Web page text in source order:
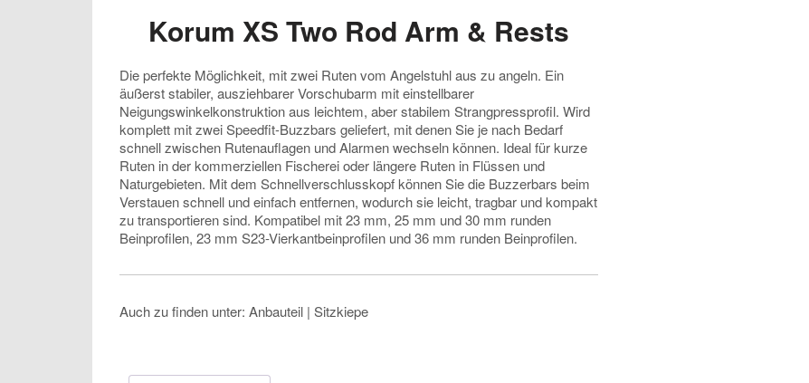
Korum XS Two Rod Arm & Rests
Die perfekte Möglichkeit, mit zwei Ruten vom Angelstuhl aus zu angeln. Ein
äußerst stabiler, ausziehbarer Vorschubarm mit einstellbarer
Neigungswinkelkonstruktion aus leichtem, aber stabilem Strangpressprofil. Wird
komplett mit zwei Speedfit-Buzzbars geliefert, mit denen Sie je nach Bedarf
schnell zwischen Rutenauflagen und Alarmen wechseln können. Ideal für kurze
Ruten in der kommerziellen Fischerei oder längere Ruten in Flüssen und
Naturgebieten. Mit dem Schnellverschlusskopf können Sie die Buzzerbars beim
Verstauen schnell und einfach entfernen, wodurch sie leicht, tragbar und kompakt
zu transportieren sind. Kompatibel mit 23 mm, 25 mm und 30 mm runden
Beinprofilen, 23 mm S23-Vierkantbeinprofilen und 36 mm runden Beinprofilen.
Auch zu finden unter: Anbauteil | Sitzkiepe